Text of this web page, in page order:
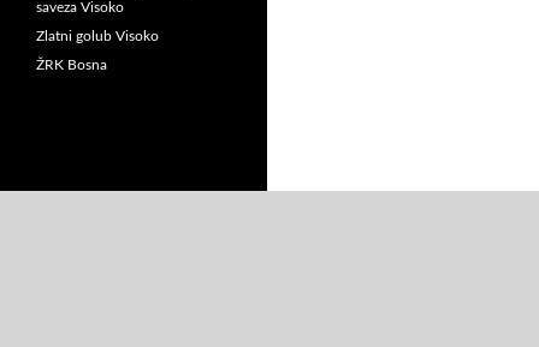
saveza Visoko
Zlatni golub Visoko
ŽRK Bosna